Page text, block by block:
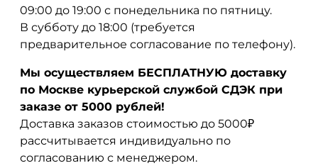
09:00 до 19:00 с понедельника по пятницу.
В субботу до 18:00 (требуется
предварительное согласование по телефону).
Мы осуществляем БЕСПЛАТНУЮ доставку
по Москве курьерской службой СДЭК при
заказе от 5000 рублей!
Доставка заказов стоимостью до 5000₽
рассчитывается индивидуально по
согласованию с менеджером.